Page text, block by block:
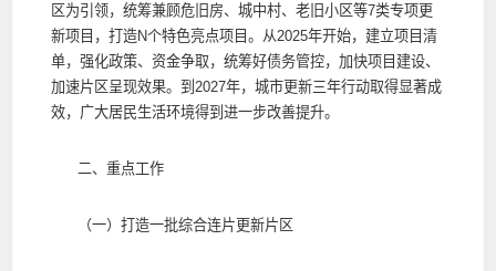
区为引领，统筹兼顾危旧房、城中村、老旧小区等7类专项更
新项目，打造N个特色亮点项目。从2025年开始，建立项目清
单，强化政策、资金争取，统筹好债务管控，加快项目建设、
加速片区呈现效果。到2027年，城市更新三年行动取得显著成
效，广大居民生活环境得到进一步改善提升。
二、重点工作
（一）打造一批综合连片更新片区